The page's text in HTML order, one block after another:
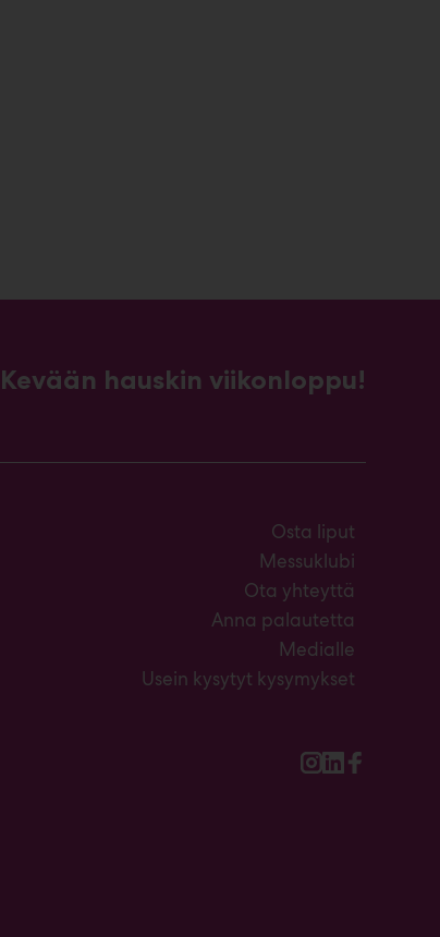
Kevään hauskin viikonloppu!
Osta liput
Messuklubi
Ota yhteyttä
Anna palautetta
Medialle
Usein kysytyt kysymykset